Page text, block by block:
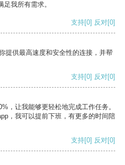
我所有需求。
支持[0] 反对[0]
提供最高速度和安全性的连接，并帮
支持[0] 反对[0]
，让我能够更轻松地完成工作任务。
，我可以提前下班，有更多的时间陪
支持[0] 反对[0]